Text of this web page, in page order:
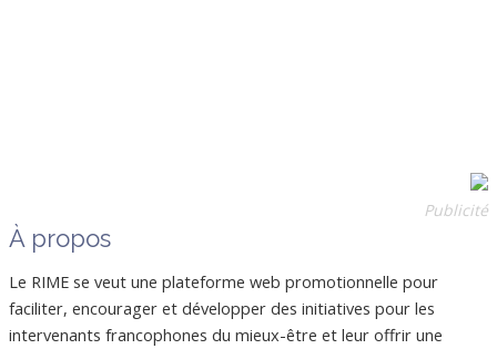
Publicité
À propos
Le RIME se veut une plateforme web promotionnelle pour
faciliter, encourager et développer des initiatives pour les
intervenants francophones du mieux-être et leur offrir une